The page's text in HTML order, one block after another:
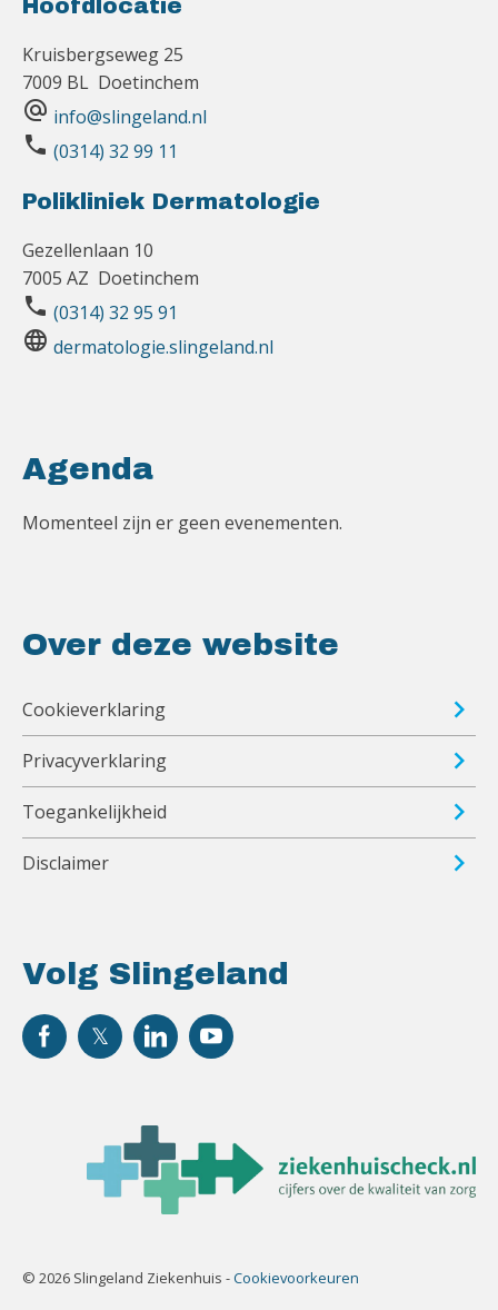
Hoofdlocatie
Kruisbergseweg 25
7009 BL Doetinchem
alternate_email info@slingeland.nl
phone (0314) 32 99 11
Polikliniek Dermatologie
Gezellenlaan 10
7005 AZ Doetinchem
phone (0314) 32 95 91
language dermatologie.slingeland.nl
Volg Slingeland
Agenda
Momenteel zijn er geen evenementen.
Over deze website
Cookieverklaring
Privacyverklaring
Toegankelijkheid
Disclaimer
© 2026 Slingeland Ziekenhuis -Cookievoorkeuren